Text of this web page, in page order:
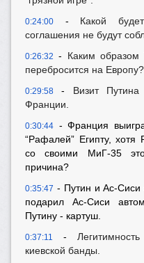
0:24:00 - Какой
соглашения не будут
0:26:32 - Каким
перебросится на Европу?
0:29:58 - Визит Путина
Франции.
0:30:44 - Франция
“Рафалей” Египту,
со своими МиГ-35
причина?
0:35:47 - Путин и Ас-Сиси
подарил Ас-Сиси
Путину - картуш.
0:37:11 -
киевской банды.